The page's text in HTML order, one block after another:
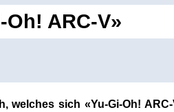
ARC-V»
welches sich «Yu-Gi-Oh!